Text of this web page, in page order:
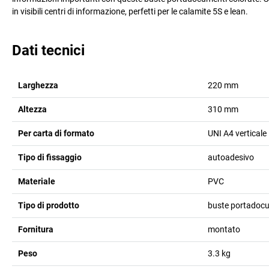
in visibili centri di informazione, perfetti per le calamite 5S e lean.
Dati tecnici
Larghezza 220 mm
Altezza 310 mm
Per carta di formato UNI A4 verticale
Tipo di fissaggio autoadesivo
Materiale PVC
Tipo di prodotto buste
Fornitura montato
Peso 3.3 kg